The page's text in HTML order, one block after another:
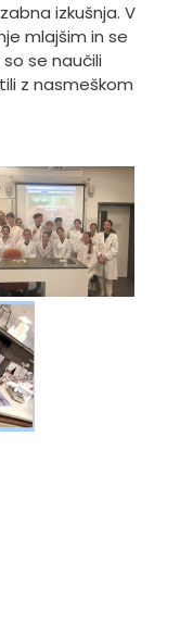
izkušnja. V
mlajšim in se
se naučili
z nasmeškom